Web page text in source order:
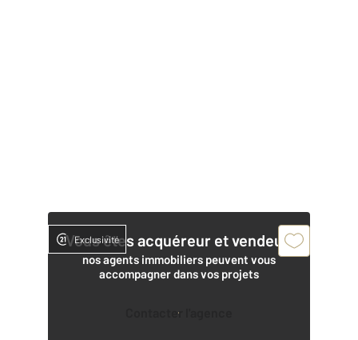
Vous êtes acquéreur et vendeur,
nos agents immobiliers peuvent vous
accompagner dans vos projets
Contacter l'agence
Exclusivité